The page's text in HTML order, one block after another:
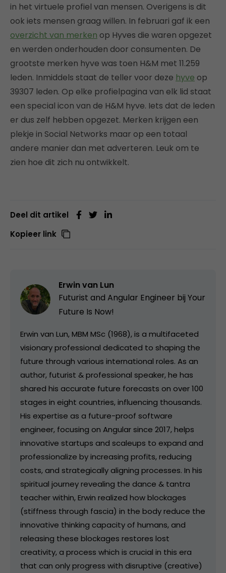
in het virtuele profiel van mensen. Overigens is dit
ook iets mensen graag willen. In februari gaf ik een
overzicht van merken op Hyves die waren opgezet
en werden onderhouden door consumenten. De
grootste merken hyve was toen H&M met 11.259
leden. Inmiddels staat de teller voor deze hyve op
39307 leden. Op elke profielpagina van elk lid staat
een special icon van de H&M hyve. Iets dat de leden
er dus zelf hebben opgezet. Merken krijgen een
plekje in Social Networks maar op een totaal
andere manier dan met adverteren. Leuk om te
zien hoe dit zich nu ontwikkelt.
Deel dit artikel
Kopieer link
Erwin van Lun
Futurist and Angular Engineer bij Your
Future Is Now!
Erwin van Lun, MBM MSc (1968), is a multifaceted
visionary professional dedicated to shaping the
future through various international roles. As an
author, futurist & professional speaker, he has
shared his accurate future forecasts on over 100
stages in eight countries, influencing thousands.
His expertise as a future-proof software
engineer, focusing on Angular since 2017, helps
innovative startups and scaleups to expand and
professionalize by increasing profits, reducing
costs, and strategically aligning processes. In his
spiritual journey revealing the dance & tantra
teacher within, Erwin realized how blockages
(stiffness through fascia) in the body reduce the
innovative thinking capacity of humans, and
releasing these blockages restores lost
creativity, a process which is crucial in this era
that can only progress with disruptive (creative)